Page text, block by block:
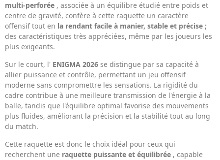
multi-perforée , associée à un équilibre étudié entre poids et
centre de gravité, confère à cette raquette un caractère
offensif tout en la rendant facile à manier, stable et précise ;
des caractéristiques très appréciées, même par les joueurs les
plus exigeants.
Sur le court, l' ENIGMA 2026 se distingue par sa capacité à
allier puissance et contrôle, permettant un jeu offensif
moderne sans compromettre les sensations. La rigidité du
cadre contribue à une meilleure transmission de l'énergie à la
balle, tandis que l'équilibre optimal favorise des mouvements
plus fluides, améliorant la précision et la stabilité tout au long
du match.
Cette raquette est donc le choix idéal pour ceux qui
recherchent une raquette puissante et équilibrée , capable